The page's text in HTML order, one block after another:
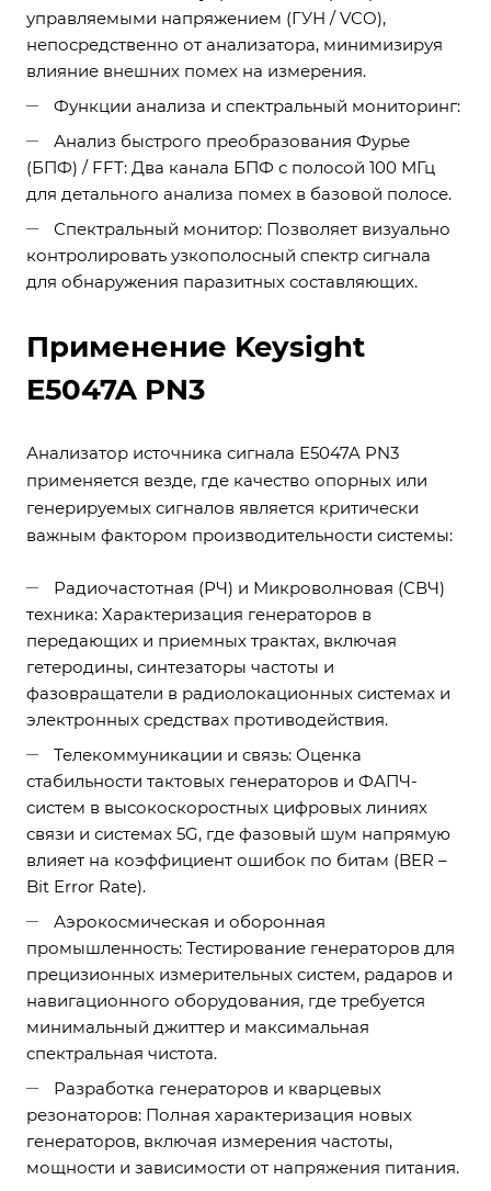
управляемыми напряжением (ГУН / VCO),
непосредственно от анализатора, минимизируя
влияние внешних помех на измерения.
Функции анализа и спектральный мониторинг:
Анализ быстрого преобразования Фурье
(БПФ) / FFT: Два канала БПФ с полосой 100 МГц
для детального анализа помех в базовой полосе.
Спектральный монитор: Позволяет визуально
контролировать узкополосный спектр сигнала
для обнаружения паразитных составляющих.
Применение Keysight
E5047A PN3
Анализатор источника сигнала E5047A PN3
применяется везде, где качество опорных или
генерируемых сигналов является критически
важным фактором производительности системы:
Радиочастотная (РЧ) и Микроволновая (СВЧ)
техника: Характеризация генераторов в
передающих и приемных трактах, включая
гетеродины, синтезаторы частоты и
фазовращатели в радиолокационных системах и
электронных средствах противодействия.
Телекоммуникации и связь: Оценка
стабильности тактовых генераторов и ФАПЧ-
систем в высокоскоростных цифровых линиях
связи и системах 5G, где фазовый шум напрямую
влияет на коэффициент ошибок по битам (BER –
Bit Error Rate).
Аэрокосмическая и оборонная
промышленность: Тестирование генераторов для
прецизионных измерительных систем, радаров и
навигационного оборудования, где требуется
минимальный джиттер и максимальная
спектральная чистота.
Разработка генераторов и кварцевых
резонаторов: Полная характеризация новых
генераторов, включая измерения частоты,
мощности и зависимости от напряжения питания.